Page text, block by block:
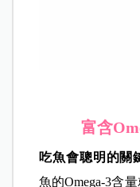
富含
吃魚會聰明的關
魚的Omega-3含